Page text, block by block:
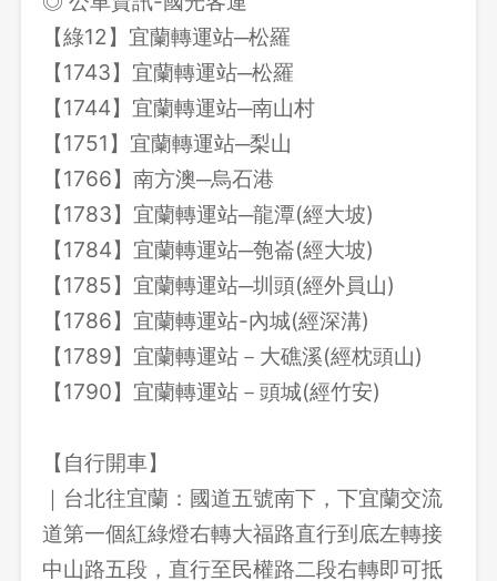
【綠12】宜蘭轉運站─松羅
【1743】宜蘭轉運站─松羅
【1744】宜蘭轉運站─南山村
【1751】宜蘭轉運站─梨山
【1766】南方澳─烏石港
【1783】宜蘭轉運站─龍潭(經大坡)
【1784】宜蘭轉運站─匏崙(經大坡)
【1785】宜蘭轉運站─圳頭(經外員山)
【1786】宜蘭轉運站-內城(經深溝)
【1789】宜蘭轉運站－大礁溪(經枕頭山)
【1790】宜蘭轉運站－頭城(經竹安)
【自行開車】
｜台北往宜蘭：國道五號南下，下宜蘭交流
道第一個紅綠燈右轉大福路直行到底左轉接
中山路五段，直行至民權路二段右轉即可抵